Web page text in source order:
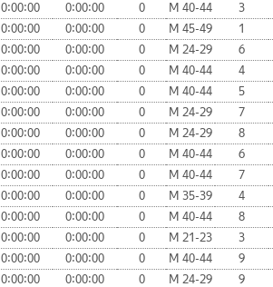
0:00:00 0:00:00 0 М 40-44 3
0:00:00 0:00:00 0 М 45-49 1
0:00:00 0:00:00 0 М 24-29 6
0:00:00 0:00:00 0 М 40-44 4
0:00:00 0:00:00 0 М 40-44 5
0:00:00 0:00:00 0 М 24-29 7
0:00:00 0:00:00 0 М 24-29 8
0:00:00 0:00:00 0 М 40-44 6
0:00:00 0:00:00 0 М 40-44 7
0:00:00 0:00:00 0 М 35-39 4
0:00:00 0:00:00 0 М 40-44 8
0:00:00 0:00:00 0 М 21-23 3
0:00:00 0:00:00 0 М 40-44 9
0:00:00 0:00:00 0 М 24-29 9